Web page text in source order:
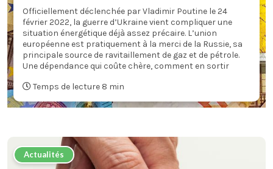
Officiellement déclenchée par Vladimir Poutine le 24
février 2022, la guerre d’Ukraine vient compliquer une
situation énergétique déjà assez précaire. L’union
européenne est pratiquement à la merci de la Russie, sa
principale source de ravitaillement de gaz et de pétrole.
Une dépendance qui coûte chère, comment en sortir
Temps de lecture 8 min
Actualités